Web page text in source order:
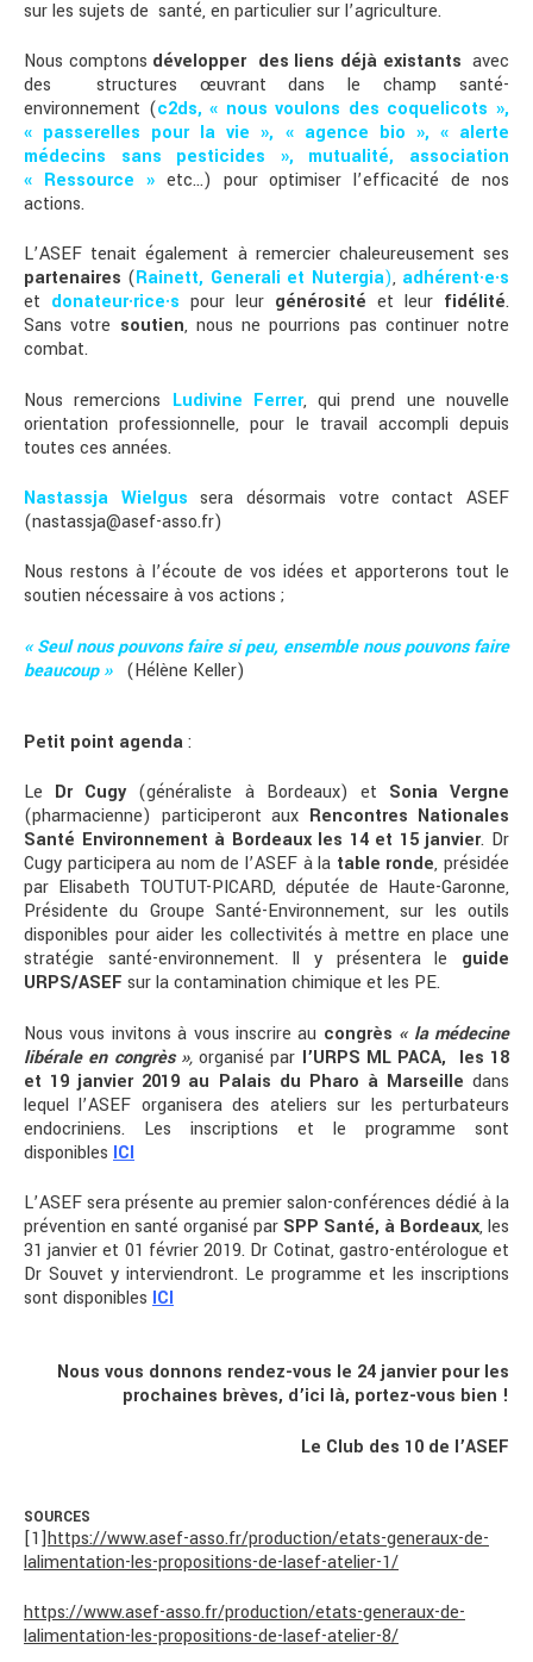
sur les sujets de santé, en particulier sur l’agriculture.
Nous comptons développer des liens déjà existants avec
des structures œuvrant dans le champ santé-
environnement (c2ds, « nous voulons des coquelicots »,
« passerelles pour la vie », « agence bio », « alerte
médecins sans pesticides », mutualité, association
« Ressource » etc…) pour optimiser l’efficacité de nos
actions.
L’ASEF tenait également à remercier chaleureusement ses
partenaires (Rainett, Generali et Nutergia), adhérent·e·s
et donateur·rice·s pour leur générosité et leur fidélité.
Sans votre soutien, nous ne pourrions pas continuer notre
combat.
Nous remercions Ludivine Ferrer, qui prend une nouvelle
orientation professionnelle, pour le travail accompli depuis
toutes ces années.
Nastassja Wielgus sera désormais votre contact ASEF
(nastassja@asef-asso.fr)
Nous restons à l’écoute de vos idées et apporterons tout le
soutien nécessaire à vos actions ;
« Seul nous pouvons faire si peu, ensemble nous pouvons faire
beaucoup »(Hélène Keller)
Petit point agenda:
Le Dr Cugy(généraliste à Bordeaux) et Sonia Vergne
(pharmacienne) participeront aux Rencontres Nationales
Santé Environnement à Bordeaux les 14 et 15 janvier. Dr
Cugy participera au nom de l’ASEF à la table ronde, présidée
par Elisabeth TOUTUT-PICARD, députée de Haute-Garonne,
Présidente du Groupe Santé-Environnement, sur les outils
disponibles pour aider les collectivités à mettre en place une
stratégie santé-environnement. Il y présentera le guide
URPS/ASEF sur la contamination chimique et les PE.
Nous vous invitons à vous inscrire au congrès « la médecine
libérale en congrès »,organisé par l’URPS ML PACA, les 18
et 19 janvier 2019 au Palais du Pharo à Marseille dans
lequel l’ASEF organisera des ateliers sur les perturbateurs
endocriniens. Les inscriptions et le programme sont
disponibles ICI
L’ASEF sera présente au premier salon-conférences dédié à la
prévention en santé organisé par SPP Santé, à Bordeaux, les
31 janvier et 01 février 2019. Dr Cotinat, gastro-entérologue et
Dr Souvet y interviendront. Le programme et les inscriptions
sont disponibles ICI
Nous vous donnons rendez-vous le 24 janvier pour les
prochaines brèves, d’ici là, portez-vous bien !
Le Club des 10 de l’ASEF
SOURCES
[1]https://www.asef-asso.fr/production/etats-generaux-de-
lalimentation-les-propositions-de-lasef-atelier-1/
https://www.asef-asso.fr/production/etats-generaux-de-
lalimentation-les-propositions-de-lasef-atelier-8/